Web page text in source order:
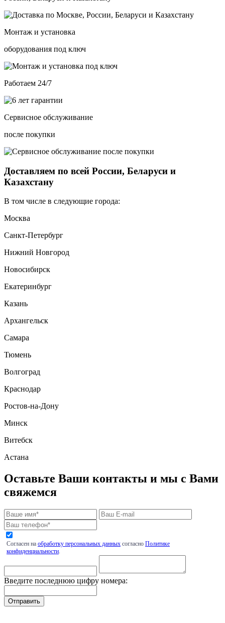
Монтаж и установка
оборудования под ключ
Работаем 24/7
Сервисное обслуживание
после покупки
Доставляем по всей России, Беларуси и
Казахстану
В том числе в следующие города:
Москва
Санкт-Петербург
Нижний Новгород
Новосибирск
Екатеринбург
Казань
Архангельск
Самара
Тюмень
Волгоград
Краснодар
Ростов-на-Дону
Минск
Витебск
Астана
Оставьте Ваши контакты и мы с Вами
свяжемся
Согласен на обработку персональных данных согласно Политике
конфиденциальности.
Введите последнюю цифру номера: